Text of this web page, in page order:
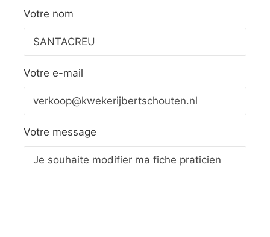
Votre nom
Votre e-mail
Votre message